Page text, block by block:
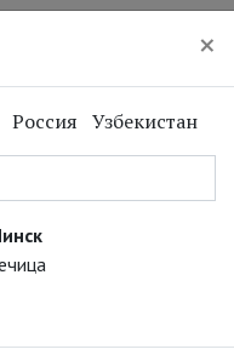
×
Россия Узбекистан